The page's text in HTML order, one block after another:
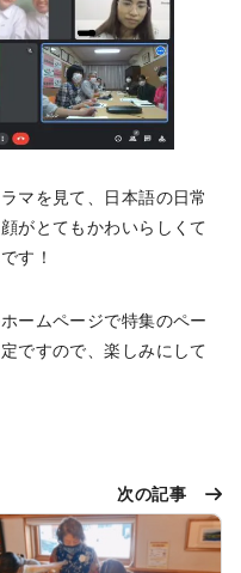
マを見て、日本語の日常
がとてもかわいらしくて
す！
ームページで特集のペー
ですので、楽しみにして
次の記事